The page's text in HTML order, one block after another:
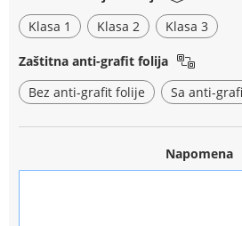
Klasa 1
Klasa 2 Klasa 3
Zaštitna anti-grafit folija
Bez anti-grafit folije
Sa anti-
Napomena